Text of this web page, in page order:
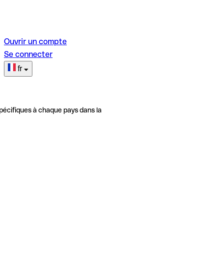
Ouvrir un compte
Se connecter
fr
à chaque pays dans la